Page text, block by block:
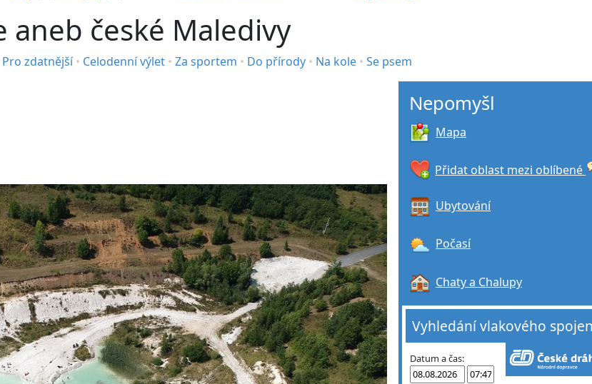
aneb české Maledivy
Pro zdatnější• Celodenní výlet • Za sportem • Do přírody • Na kole • Se psem
Nepomyšl
Mapa
Přidat oblast mezi oblíbené
Ubytování
Počasí
Chaty a Chalupy
Vyhledání vlakového
Datum a čas: